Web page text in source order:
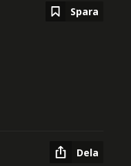
Spara
Dela